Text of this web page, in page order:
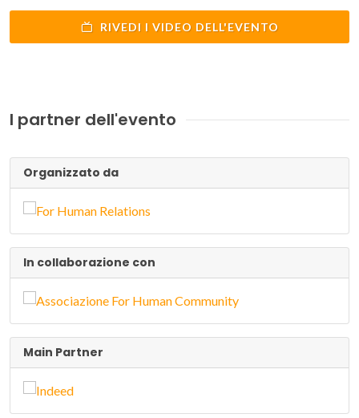
RIVEDI I VIDEO DELL'EVENTO
I partner dell'evento
Organizzato da
In collaborazione con
Main Partner